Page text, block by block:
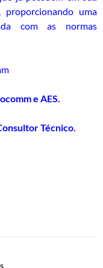
proporcionando uma
com as normas
e AES.
Técnico.